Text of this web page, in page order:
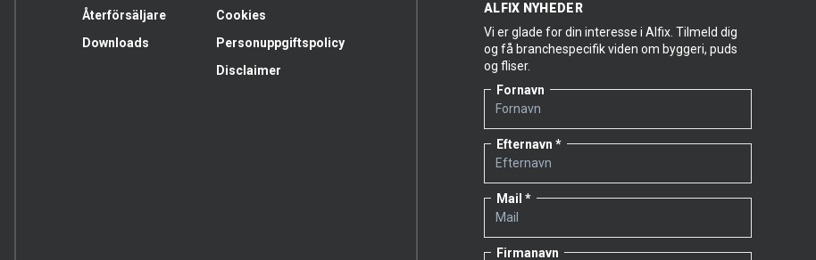
Återförsäljare
Downloads
Cookies
Personuppgiftspolicy
Disclaimer
ALFIX NYHEDER
Vi er glade for din interesse i Alfix. Tilmeld dig
og få branchespecifik viden om byggeri, puds
og fliser.
Fornavn
Efternavn
Mail
Firmanavn